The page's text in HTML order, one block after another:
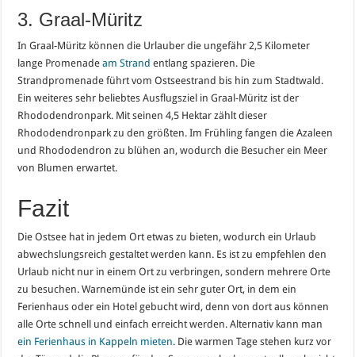
3. Graal-Müritz
In Graal-Müritz können die Urlauber die ungefähr 2,5 Kilometer
lange Promenadeam Strand entlang spazieren. Die
Strandpromenade führt vom Ostseestrand bis hin zum Stadtwald.
Ein weiteres sehr beliebtes Ausflugsziel in Graal-Müritz ist der
Rhododendronpark. Mit seinen 4,5 Hektar zählt dieser
Rhododendronpark zu den größten. Im Frühling fangen die Azaleen
und Rhododendron zu blühen an, wodurch die Besucher ein Meer
von Blumen erwartet.
Fazit
Die Ostsee hat in jedem Ort etwas zu bieten, wodurch ein Urlaub
abwechslungsreich gestaltet werden kann. Es ist zu empfehlen den
Urlaub nicht nur in einem Ort zu verbringen, sondern mehrere Orte
zu besuchen. Warnemünde ist ein sehr guter Ort, in dem ein
Ferienhaus oder ein Hotel gebucht wird, denn von dort aus können
alle Orte schnell und einfach erreicht werden. Alternativ kann man
ein Ferienhaus in Kappeln mieten. Die warmen Tage stehen kurz vor